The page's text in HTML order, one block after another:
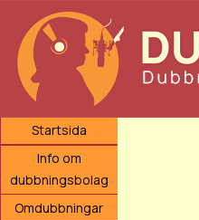
Startsida
Info om
dubbningsbolag
Omdubbningar